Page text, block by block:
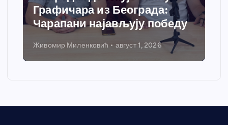
Графичара из Београда:
Чарапани најављују победу
Живомир Миленковић август 1, 2026